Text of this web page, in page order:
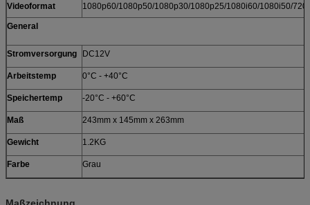
Videoformat 1080p60/1080p50/1080p30/1080p25/1080i60/1080i50/
General
Stromversorgung DC12V
Arbeitstemp 0°C - +40°C
Speichertemp -20°C - +60°C
Maß 243mm x 145mm x 263mm
Gewicht 1.2KG
Farbe Grau